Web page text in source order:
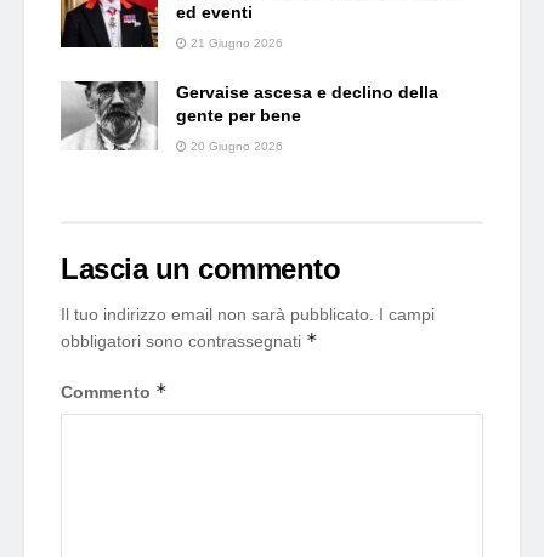
ed eventi
21 Giugno 2026
Gervaise ascesa e declino della
gente per bene
20 Giugno 2026
Lascia un commento
Il tuo indirizzo email non sarà pubblicato. I campi
obbligatori sono contrassegnati *
Commento *